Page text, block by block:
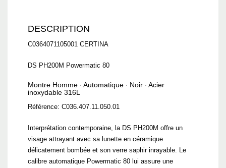
DESCRIPTION
C0364071105001 CERTINA
DS PH200M Powermatic 80
Montre Homme ∙ Automatique ∙ Noir ∙ Acier
inoxydable 316L
Référence: C036.407.11.050.01
Interprétation contemporaine, la DS PH200M offre un
visage attrayant avec sa lunette en céramique
délicatement bombée et son verre saphir inrayable. Le
calibre automatique Powermatic 80 lui assure une